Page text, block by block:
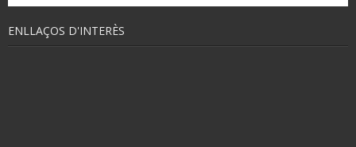
ENLLAÇOS D'INTERÈS